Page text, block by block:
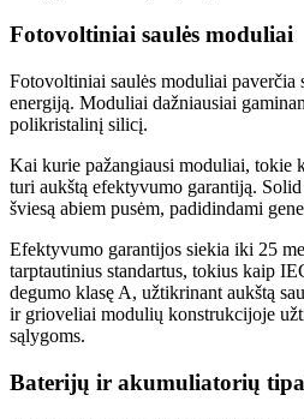
Fotovoltiniai saulės moduliai
Fotovoltiniai saulės moduliai paverčia
energiją. Moduliai dažniausiai
polikristalinį silicį.
Kai kurie pažangiausi moduliai, tokie
turi aukštą efektyvumo garantiją.
šviesą abiem pusėm, padidindami
Efektyvumo garantijos siekia iki 25
tarptautinius standartus, tokius kaip
degumo klasę A, užtikrinant aukštą
ir grioveliai modulių konstrukcijoje
sąlygoms.
Baterijų ir akumuliatorių